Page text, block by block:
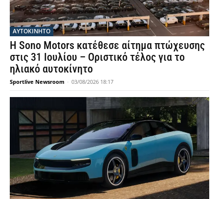
ΑΥΤΟΚΙΝΗΤΟ
Η Sono Motors κατέθεσε αίτημα πτώχευσης
στις 31 Ιουλίου – Οριστικό τέλος για το
ηλιακό αυτοκίνητο
Sportlive Newsroom - 03/08/2026 18:17